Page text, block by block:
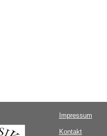
Impressum
Kontakt